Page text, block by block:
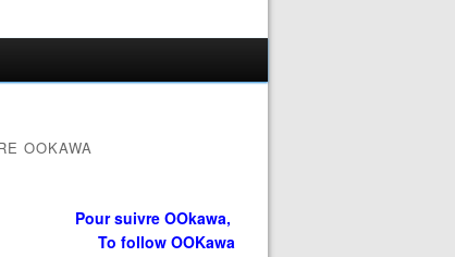
OOKAWA
Pour suivre OOkawa,
To follow OOKawa